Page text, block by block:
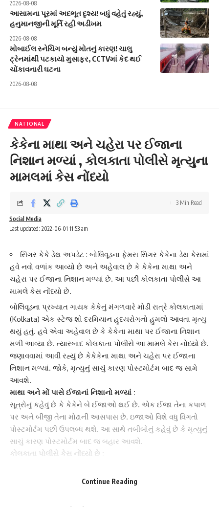
2026-08-08
આસામના પૂરમાં અદભૂત દૃશ્ય! બધું વહેતું રહ્યું,
હનુમાનજીની મૂર્તિ રહી અડીખમ
2026-08-08
મોબાઈલ સ્નેચિંગ બન્યું મોતનું કારણ! ચાલુ
ટ્રેનમાંથી પટકાયો મુસાફર, CCTVમાં કેદ થઈ
ચોંકાવનારી ઘટના
2026-08-08
NATIONAL
કેકેના માથા અને ચહેરા પર ઈજાના
નિશાન મળ્યાં , કોલકાતા પોલીસે મૃત્યુના
મામલમાં કેસ નોંધ્યો
Last updated: 2022-06-01 11:53 am
Social Media
3 Min Read
સિંગર કેકે ડેથ અપડેટ : બોલિવૂડના ફેમસ સિંગર કેકેના ડેથ કેસમાં
હવે નવો વળાંક આવ્યો છે અને અહેવાલ છે કે કેકેના માથા અને
ચહેરા પર ઈજાના નિશાન મળ્યાં છે. આ પછી કોલકાતા પોલીસે આ
મામલે કેસ નોંધ્યો છે.
બોલિવૂડના પ્રખ્યાત ગાયક કેકેનું મંગળવારે મોડી રાત્રે કોલકાતામાં
(Kolkata) એક સ્ટેજ શો દરમિયાન હૃદયરોગનો હુમલો આવતા મૃત્યુ
થયું હતું. હવે એવા અહેવાલ છે કે કેકેના માથા પર ઈજાના નિશાન
મળી આવ્યા છે. ત્યારબાદ કોલકાતા પોલીસે આ મામલે કેસ નોંધ્યો છે.
જણાવવામાં આવી રહ્યું છે કેકેકેના માથા અને ચહેરા પર ઈજાના
નિશાન મળ્યાં. જોકે, મૃત્યુનું સાચું કારણ પોસ્ટમોર્ટમ બાદ જ સામે
આવશે.
માથા અને મોં પાસે ઈજાનાં નિશાનો મળ્યાં :
સૂત્રોનું કહેવું છે કે કેકેને બે ઈજાઓ થઈ છે. એક ઈજા તેના કપાળ
પર અને બીજી તેના મોઢાની આસપાસ છે. ઇજાઓ વિશે વધુ વિગતો
પોસ્ટમોર્ટમ પછી ઉપલબ્ધ થશે. આ સાથે તબીબોનું કહેવું છે કે મૃત્યુનું
સાચું કારણ પોસ્ટમોર્ટમ બાદ જ બહાર આવશે.
કોલકાતા પોલીસે કેસ નોંધ્યો છે :
અકુદરતી મૃત્યુનો કેસ નોંધવામાં આવ્યો છે. પોલીસ એ પણ તપાસ
Continue Reading